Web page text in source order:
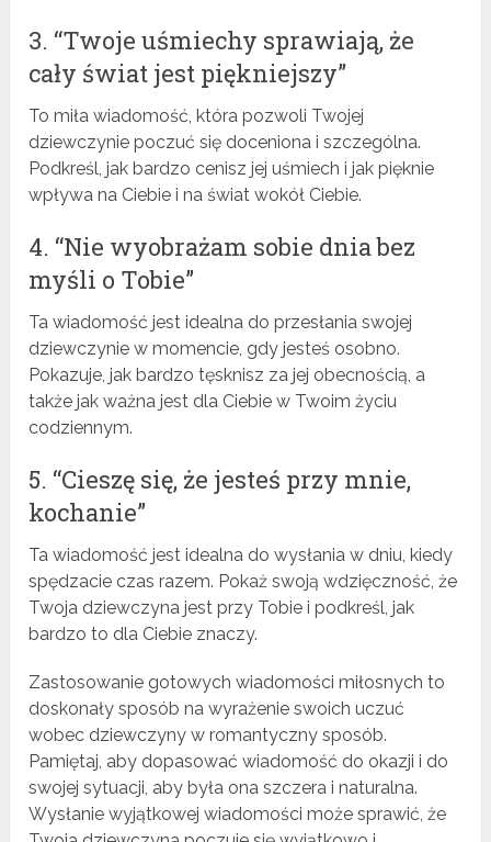
3. “Twoje uśmiechy sprawiają, że
cały świat jest piękniejszy”
To miła wiadomość, która pozwoli Twojej
dziewczynie poczuć się doceniona i szczególna.
Podkreśl, jak bardzo cenisz jej uśmiech i jak pięknie
wpływa na Ciebie i na świat wokół Ciebie.
4. “Nie wyobrażam sobie dnia bez
myśli o Tobie”
Ta wiadomość jest idealna do przesłania swojej
dziewczynie w momencie, gdy jesteś osobno.
Pokazuje, jak bardzo tęsknisz za jej obecnością, a
także jak ważna jest dla Ciebie w Twoim życiu
codziennym.
5. “Cieszę się, że jesteś przy mnie,
kochanie”
Ta wiadomość jest idealna do wysłania w dniu, kiedy
spędzacie czas razem. Pokaż swoją wdzięczność, że
Twoja dziewczyna jest przy Tobie i podkreśl, jak
bardzo to dla Ciebie znaczy.
Zastosowanie gotowych wiadomości miłosnych to
doskonały sposób na wyrażenie swoich uczuć
wobec dziewczyny w romantyczny sposób.
Pamiętaj, aby dopasować wiadomość do okazji i do
swojej sytuacji, aby była ona szczera i naturalna.
Wysłanie wyjątkowej wiadomości może sprawić, że